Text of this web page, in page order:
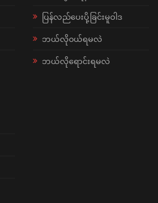
ပြန်လည်ပေးပို့ခြင်းမူဝါဒ
ဘယ်လို၀ယ်ရမလဲ
ဘယ်လိုရောင်းရမလဲ